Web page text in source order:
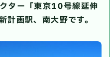
ター「東京10号線延伸
計画駅、南大野です。